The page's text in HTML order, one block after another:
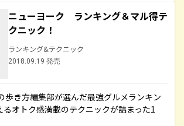
ニューヨーク ランキング＆マル得テ
クニック！
ランキング&テクニック
2018.09.19 発売
歩き方編集部が選んだ最強グルメランキン
るオトク感満載のテクニックが詰まった1